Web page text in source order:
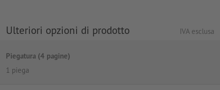
Ulteriori opzioni di prodotto IVA esclusa
Piegatura (4 pagine)
1 piega